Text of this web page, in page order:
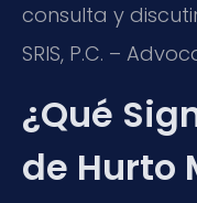
consulta y
SRIS, P.C. –
¿Qué
de Hurto